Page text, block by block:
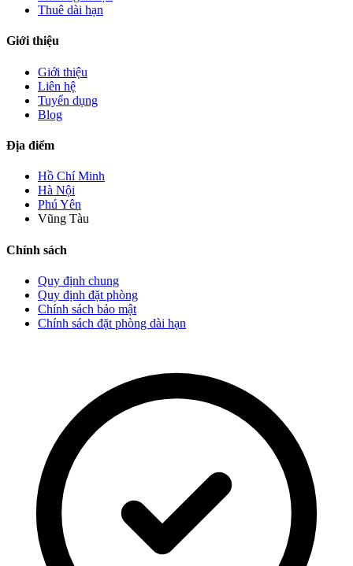
Thuê dài hạn
Giới thiệu
Giới thiệu
Liên hệ
Tuyển dụng
Blog
Địa điểm
Hồ Chí Minh
Hà Nội
Phú Yên
Vũng Tàu
Chính sách
Quy định chung
Quy định đặt phòng
Chính sách bảo mật
Chính sách đặt phòng dài hạn